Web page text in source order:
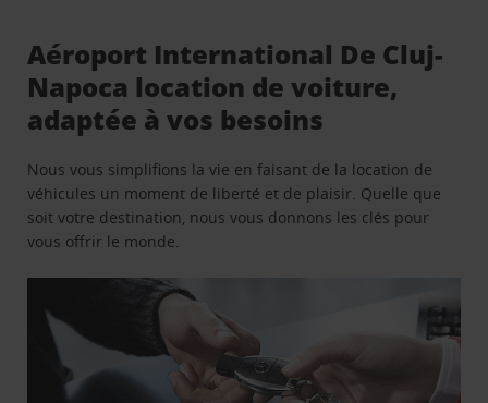
Aéroport International De Cluj-
Napoca location de voiture,
adaptée à vos besoins
Nous vous simplifions la vie en faisant de la location de
véhicules un moment de liberté et de plaisir. Quelle que
soit votre destination, nous vous donnons les clés pour
vous offrir le monde.